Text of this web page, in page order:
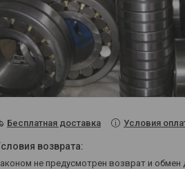
Бесплатная доставка Условия
Законом не предусмотрен возврат и